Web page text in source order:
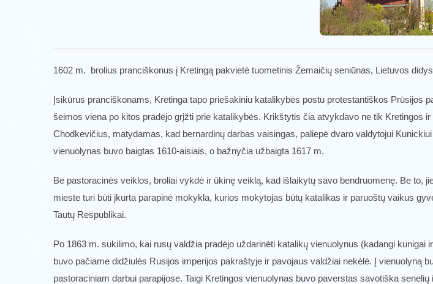
1602 m. brolius pranciškonus į Kretingą pakvietė tuometinis Žemaičių seniūnas, Lietuvos
Įsikūrus pranciškonams, Kretinga tapo priešakiniu katalikybės postu protestantiškos Prūsijos
šeimos viena po kitos pradėjo grįžti prie katalikybės. Krikštytis čia atvykdavo ne tik Kretingos
Chodkevičius, matydamas, kad bernardinų darbas vaisingas, paliepė dvaro valdytojui
vienuolynas buvo baigtas 1610-aisiais, o bažnyčia užbaigta 1617 m.
Be pastoracinės veiklos, broliai vykdė ir ūkinę veiklą, kad išlaikytų savo bendruomenę. Be
mieste turi būti įkurta parapinė mokykla, kurios mokytojas būtų katalikas ir paruoštų vaikus
Tautų Respublikai.
Po 1863 m. sukilimo, kai rusų valdžia pradėjo uždarinėti katalikų vienuolynus (kadangi
buvo pačiame didžiulės Rusijos imperijos pakraštyje ir pavojaus valdžiai nekėlė. Į vienuolyną
pastoraciniam darbui parapijose. Taigi Kretingos vienuolynas buvo paverstas savotiška